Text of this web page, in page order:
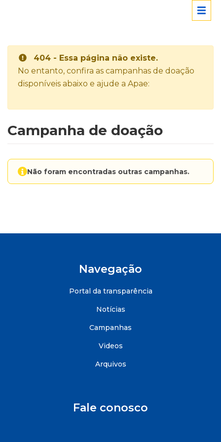
404 - Essa página não existe.
No entanto, confira as campanhas de doação
disponíveis abaixo e ajude a Apae:
Campanha de doação
Não foram encontradas outras campanhas.
Navegação
Portal da transparência
Notícias
Campanhas
Videos
Arquivos
Fale conosco